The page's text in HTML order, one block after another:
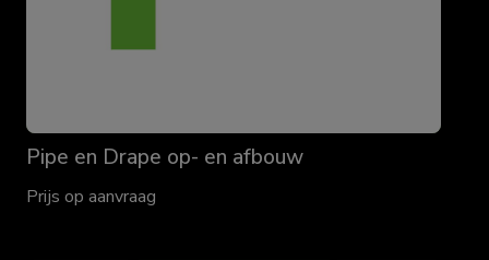
Pipe en Drape op- en afbouw
Prijs op aanvraag